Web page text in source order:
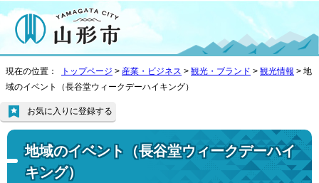
現在の位置： トップページ > 産業・ビジネス > 観光・ブランド > 観光情報 > 地
域のイベント（長谷堂ウィークデーハイキング）
地域のイベント（長谷堂ウィークデーハイ
キング）
お気に入りに登録する